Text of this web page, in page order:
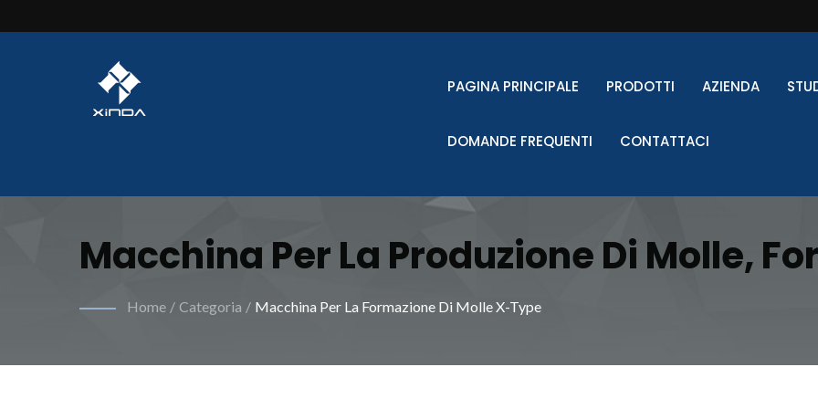
PAGINA PRINCIPALE PRODOTTI AZIENDA
DOMANDE FREQUENTI CONTATTACI
Macchina Per La Produzione Di Molle,
Macchina CNC Per La Formatura Di
Home / Categoria / Macchina Per La Formazione Di Molle X-Type